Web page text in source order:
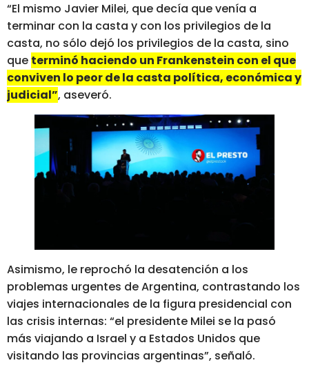
“El mismo Javier Milei, que decía que venía a
terminar con la casta y con los privilegios de la
casta, no sólo dejó los privilegios de la casta, sino
que terminó haciendo un Frankenstein con el que
conviven lo peor de la casta política, económica y
judicial”, aseveró.
Asimismo, le reprochó la desatención a los
problemas urgentes de Argentina, contrastando los
viajes internacionales de la figura presidencial con
las crisis internas: “el presidente Milei se la pasó
más viajando a Israel y a Estados Unidos que
visitando las provincias argentinas”, señaló.